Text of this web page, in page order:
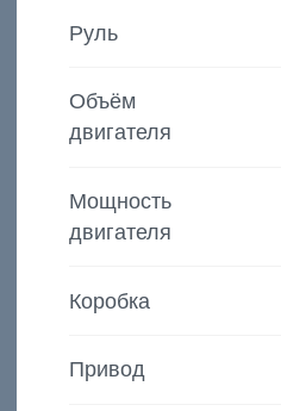
Руль
Объём
двигателя
Мощность
двигателя
Коробка
Привод